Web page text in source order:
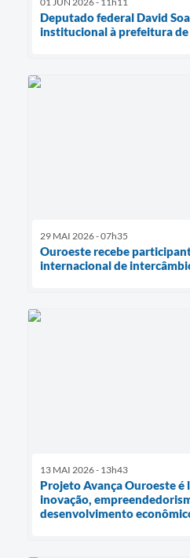
Deputado federal David
institucional à prefeitura
29 MAI 2026 - 07h35
Ouroeste recebe
internacional de
13 MAI 2026 - 13h43
Projeto Avança Ouroeste é
inovação,
desenvolvimento